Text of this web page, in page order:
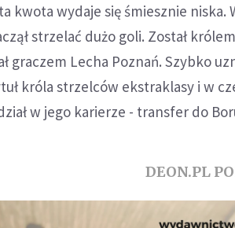
kwota wydaje się śmiesznie niska.
strzelać dużo goli. Został
graczem Lecha Poznań. Szybko
króla strzelców ekstraklasy i w
w jego karierze - transfer do
DEON.PL